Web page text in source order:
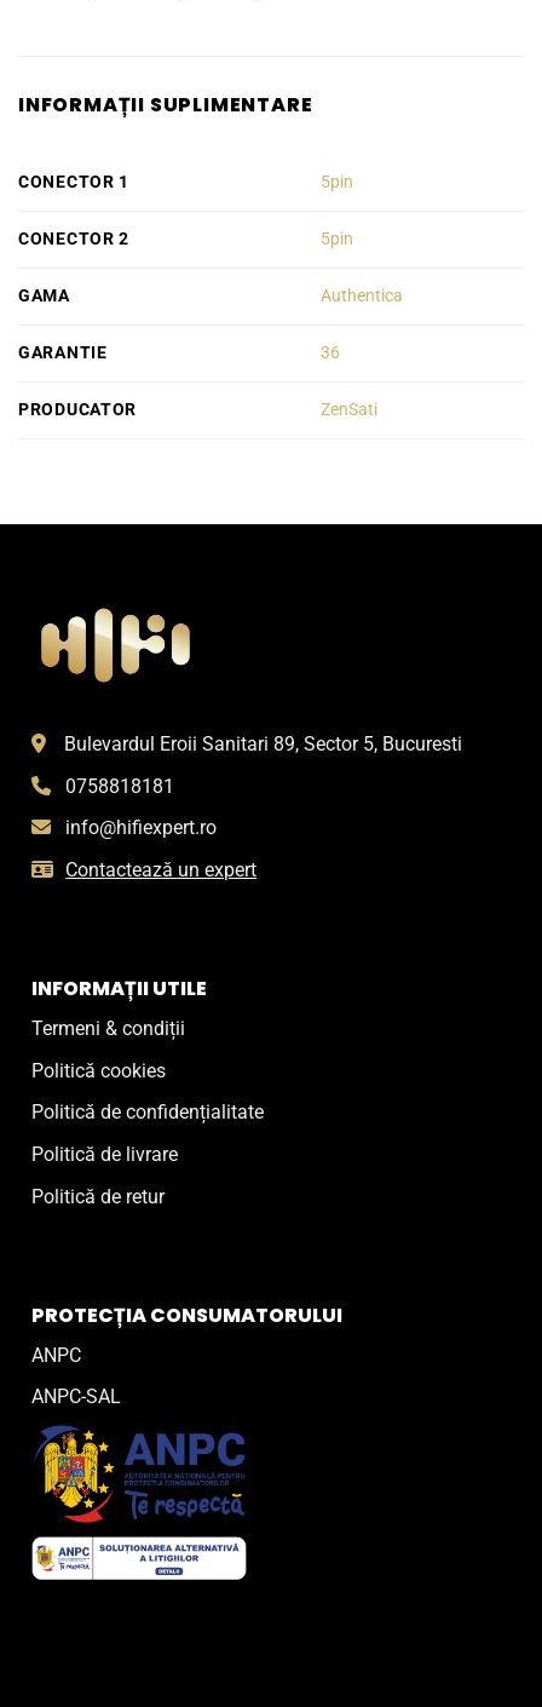
INFORMAȚII SUPLIMENTARE
CONECTOR 1 5pin
CONECTOR 2 5pin
GAMA Authentica
GARANTIE 36
PRODUCATOR ZenSati
Bulevardul Eroii Sanitari 89, Sector 5, Bucuresti
0758818181
info@hifiexpert.ro
Contactează un expert
INFORMAȚII UTILE
Termeni & condiții
Politică cookies
Politică de confidențialitate
Politică de livrare
Politică de retur
PROTECȚIA CONSUMATORULUI
ANPC
ANPC-SAL